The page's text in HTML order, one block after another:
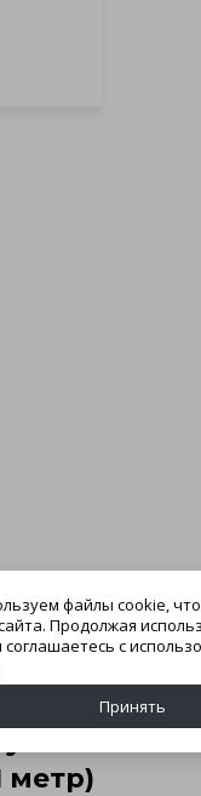
метр)
файлы cookie,
Продолжая
соглашаетесь с
Принять